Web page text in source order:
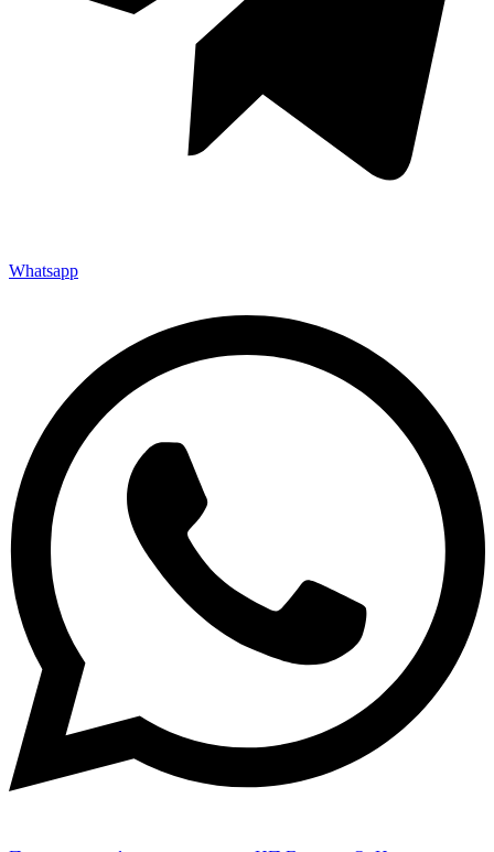
Whatsapp